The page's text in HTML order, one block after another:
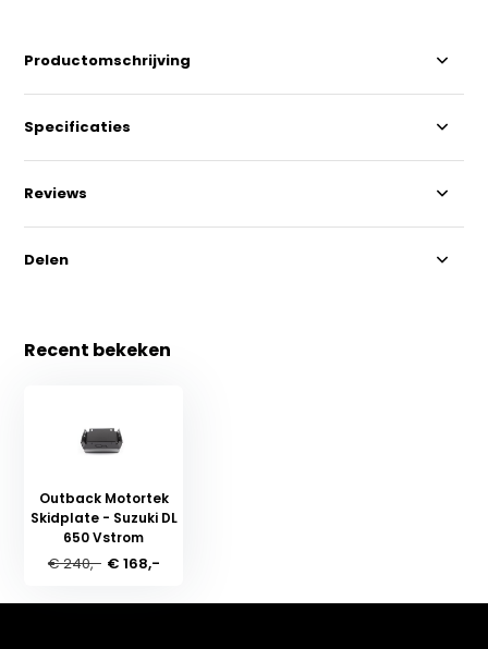
Productomschrijving
Specificaties
Reviews
Delen
Recent bekeken
Outback Motortek
Skidplate - Suzuki DL
650 Vstrom
€ 240,- € 168,-